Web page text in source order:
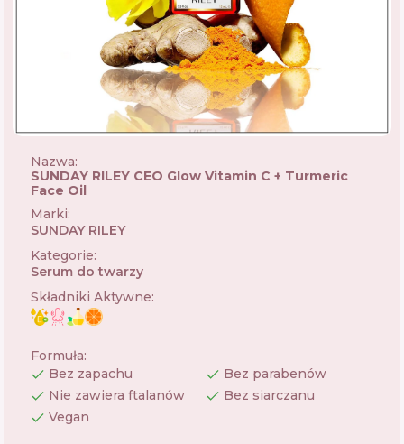
Nazwa:
SUNDAY RILEY CEO Glow Vitamin C + Turmeric
Face Oil
Marki:
SUNDAY RILEY
Kategorie:
Serum do twarzy
Składniki Aktywne:
Formuła:
Bez zapachu
Bez parabenów
Nie zawiera ftalanów
Bez siarczanu
Vegan